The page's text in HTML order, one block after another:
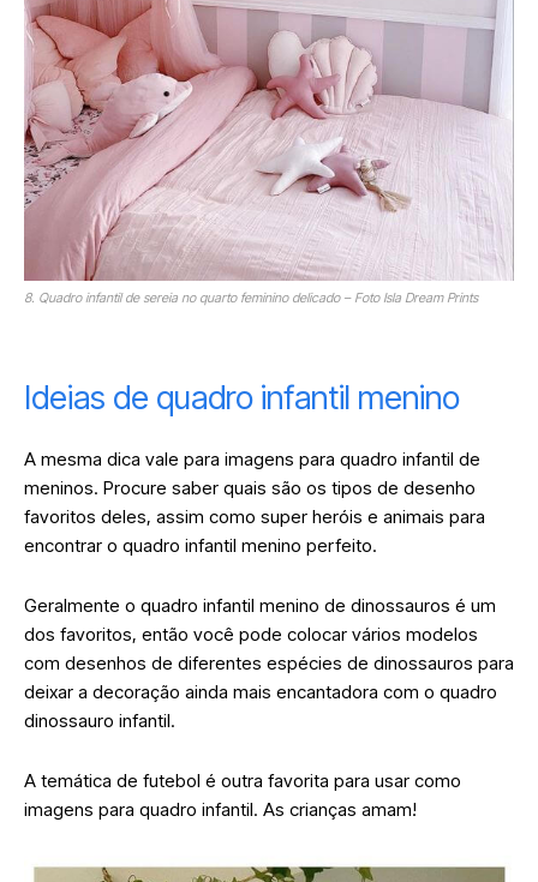
8. Quadro infantil de sereia no quarto feminino delicado – Foto Isla Dream Prints
Ideias de quadro infantil menino
A mesma dica vale para imagens para quadro infantil de
meninos. Procure saber quais são os tipos de desenho
favoritos deles, assim como super heróis e animais para
encontrar o quadro infantil menino perfeito.
Geralmente o quadro infantil menino de dinossauros é um
dos favoritos, então você pode colocar vários modelos
com desenhos de diferentes espécies de dinossauros para
deixar a decoração ainda mais encantadora com o quadro
dinossauro infantil.
A temática de futebol é outra favorita para usar como
imagens para quadro infantil. As crianças amam!